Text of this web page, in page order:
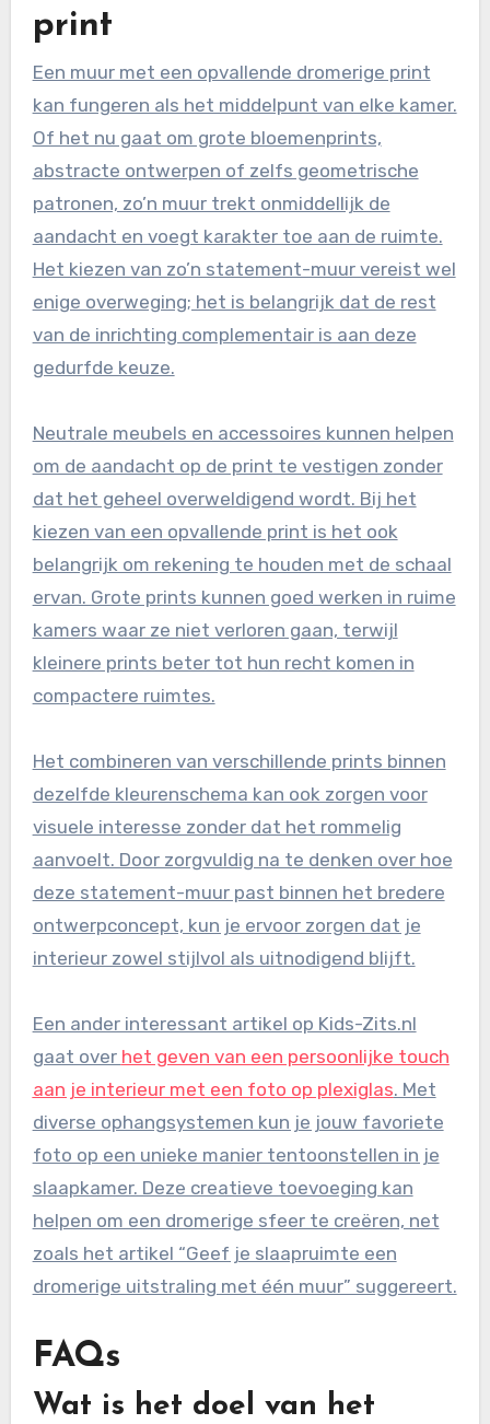
print
Een muur met een opvallende dromerige print
kan fungeren als het middelpunt van elke kamer.
Of het nu gaat om grote bloemenprints,
abstracte ontwerpen of zelfs geometrische
patronen, zo’n muur trekt onmiddellijk de
aandacht en voegt karakter toe aan de ruimte.
Het kiezen van zo’n statement-muur vereist wel
enige overweging; het is belangrijk dat de rest
van de inrichting complementair is aan deze
gedurfde keuze.
Neutrale meubels en accessoires kunnen helpen
om de aandacht op de print te vestigen zonder
dat het geheel overweldigend wordt. Bij het
kiezen van een opvallende print is het ook
belangrijk om rekening te houden met de schaal
ervan. Grote prints kunnen goed werken in ruime
kamers waar ze niet verloren gaan, terwijl
kleinere prints beter tot hun recht komen in
compactere ruimtes.
Het combineren van verschillende prints binnen
dezelfde kleurenschema kan ook zorgen voor
visuele interesse zonder dat het rommelig
aanvoelt. Door zorgvuldig na te denken over hoe
deze statement-muur past binnen het bredere
ontwerpconcept, kun je ervoor zorgen dat je
interieur zowel stijlvol als uitnodigend blijft.
Een ander interessant artikel op Kids-Zits.nl
gaat over het geven van een persoonlijke touch
aan je interieur met een foto op plexiglas. Met
diverse ophangsystemen kun je jouw favoriete
foto op een unieke manier tentoonstellen in je
slaapkamer. Deze creatieve toevoeging kan
helpen om een dromerige sfeer te creëren, net
zoals het artikel “Geef je slaapruimte een
dromerige uitstraling met één muur” suggereert.
FAQs
Wat is het doel van het